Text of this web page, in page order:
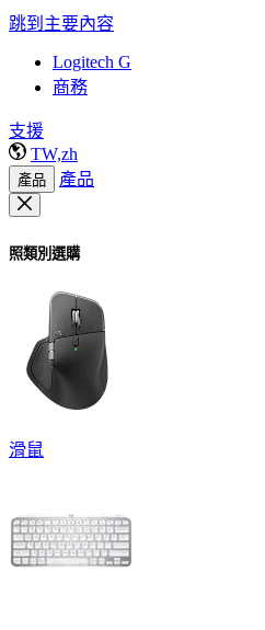
跳到主要內容
Logitech G
商務
支援
TW,zh
產品 產品
照類別選購
滑鼠